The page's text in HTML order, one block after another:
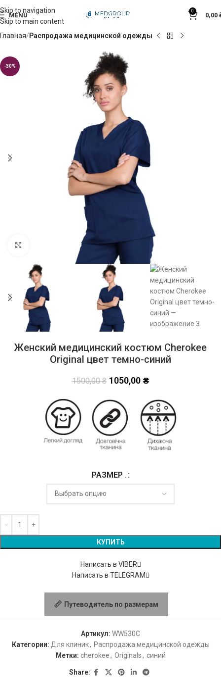
Skip to navigation
Skip to main content
MENU
0
0,00
Главная Распродажа медицинской одежды
-30%
Женский медицинский костюм Cherokee
Original цвет темно-синий
1500,00₴ 1050,00 ₴
РАЗМЕР .
КУПИТЬ
Alternative:
Написать в VIBER
Написать в TELEGRAM
Путеводитель по размерам
Артикул: WW530C
Категории: Для клиник, Распродажа медицинской одежды
Метки: cherokee, Originals, синий
Share: